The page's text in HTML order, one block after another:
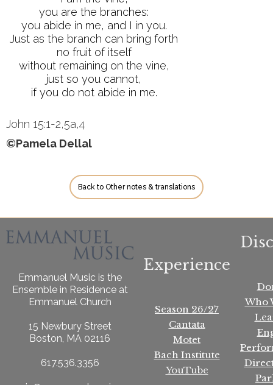
you are the branches:
you abide in me, and I in you.
Just as the branch can bring forth
no fruit of itself
without remaining on the vine,
just so you cannot,
if you do not abide in me.
John 15:1-2,5a,4
©Pamela Dellal
Back to Other notes & translations
Emmanuel Music is the
Ensemble in Residence at
Emmanuel Church
15 Newbury Street
Boston, MA 02116
617.536.3356
Experience
Season 26/27
Cantata
Motet
Bach Institute
YouTube
Who